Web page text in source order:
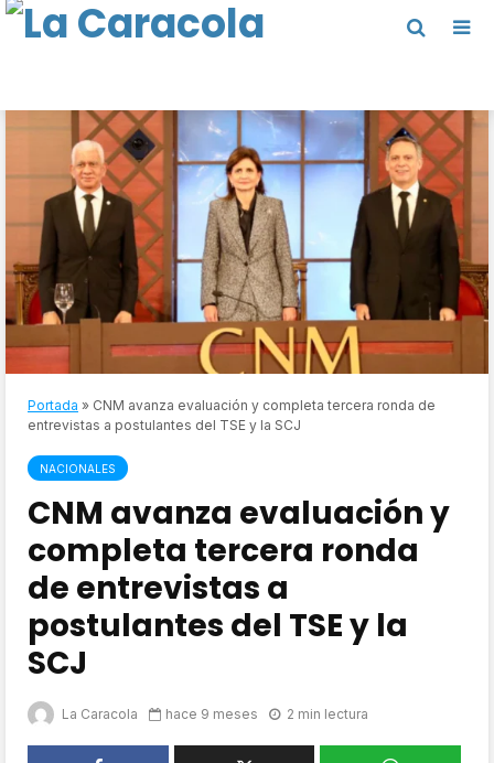
Portada » CNM avanza evaluación y completa tercera ronda de
entrevistas a postulantes del TSE y la SCJ
NACIONALES
CNM avanza evaluación y
completa tercera ronda
de entrevistas a
postulantes del TSE y la
SCJ
La Caracola hace 9 meses 2 min lectura